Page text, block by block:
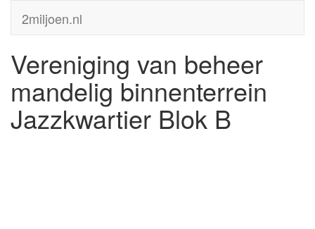
2miljoen.nl
Vereniging van beheer
mandelig binnenterrein
Jazzkwartier Blok B